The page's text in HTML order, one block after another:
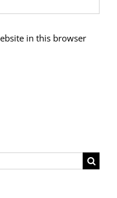
in this browser